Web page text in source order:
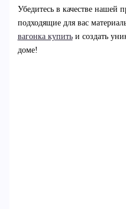
Убедитесь в качестве нашей
подходящие для вас
вагонка купитьи создать
доме!